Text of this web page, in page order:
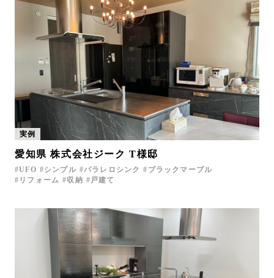
実例
愛知県 株式会社ジーク T様邸
UFO シンプル パラレロシンク
ブラックマーブル
リフォーム
収納 戸建て